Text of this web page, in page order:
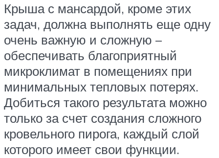
Крыша с мансардой, кроме этих
задач, должна выполнять еще одну
очень важную и сложную –
обеспечивать благоприятный
микроклимат в помещениях при
минимальных тепловых потерях.
Добиться такого результата можно
только за счет создания сложного
кровельного пирога, каждый слой
которого имеет свои функции.